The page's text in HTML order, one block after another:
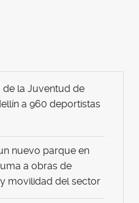
de la Juventud de
a 960 deportistas
nuevo parque en
a obras de
movilidad del sector